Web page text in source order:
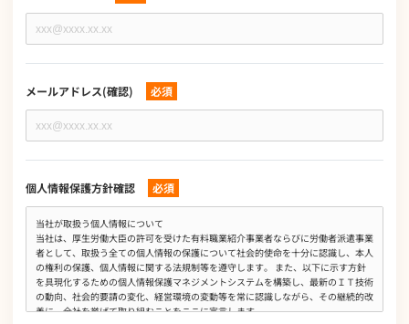
メールアドレス(確認) 必須
個人情報保護方針確認 必須
当社が取扱う個人情報について
当社は、厚生労働大臣の許可を受けた有料職業紹介事業者ならびに労働者派遣事業
者として、取扱う全ての個人情報の保護について社会的使命を十分に認識し、本人
の権利の保護、個人情報に関する法規制等を遵守します。 また、以下に示す方針
を具現化するための個人情報保護マネジメントシステムを構築し、最新のＩＴ技術
の動向、社会的要請の変化、経営環境の変動等を常に認識しながら、その継続的改
善に、全社を挙げて取り組むことをここに宣言します。